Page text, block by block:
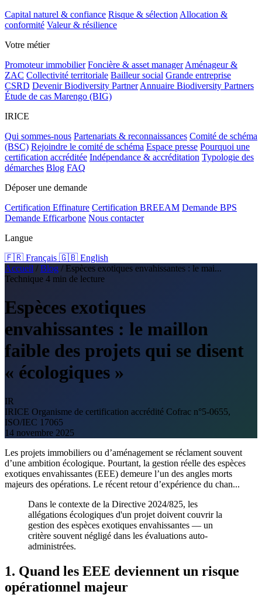
Capital naturel & confiance Risque & sélection Allocation &
conformité Valeur & résilience
Votre métier
Promoteur immobilier Foncière & asset manager Aménageur &
ZAC Collectivité territoriale Bailleur social Grande entreprise
CSRD Devenir Biodiversity Partner Annuaire Biodiversity Partners
Étude de cas Marengo (BIG)
IRICE
Qui sommes-nous Partenariats & reconnaissances Comité de schéma
(BSC) Rejoindre le comité de schéma Espace presse Pourquoi une
certification accréditée Indépendance & accréditation Typologie des
démarches Blog FAQ
Déposer une demande
Certification Effinature Certification BREEAM Demande BPS
Demande Efficarbone Nous contacter
Langue
🇫🇷 Français 🇬🇧 English
Accueil / Blog / Espèces exotiques envahissantes : le mai...
Technique 4 min de lecture
Espèces exotiques
envahissantes : le maillon
faible des projets qui se disent
« écologiques »
IR
IRICE Organisme de certification accrédité Cofrac n°5-0655,
ISO/IEC 17065
14 novembre 2025
Les projets immobiliers ou d’aménagement se réclament souvent
d’une ambition écologique. Pourtant, la gestion réelle des espèces
exotiques envahissantes (EEE) demeure l’un des angles morts
majeurs des opérations. Le récent retour d’expérience du chan...
Dans le contexte de la Directive 2024/825, les
allégations écologiques d'un projet doivent couvrir la
gestion des espèces exotiques envahissantes — un
critère souvent négligé dans les évaluations auto-
administrées.
1. Quand les EEE deviennent un risque
opérationnel majeur